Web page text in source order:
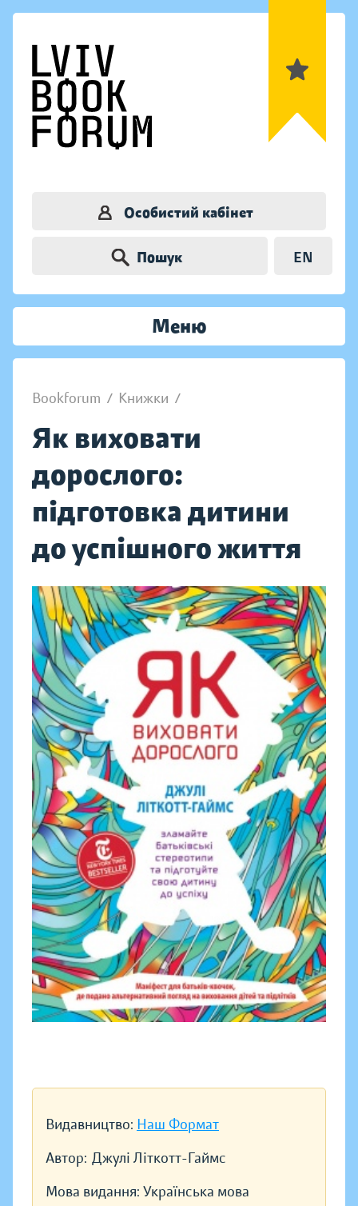
Особистий кабінет
Пошук EN
Меню
Bookforum / Книжки /
Як виховати
дорослого:
підготовка дитини
до успішного життя
Видавництво: Наш Формат
Автор: Джулі Літкотт-Гаймс
Мова видання: Українська мова